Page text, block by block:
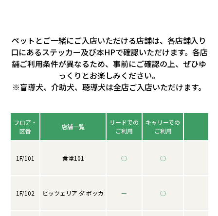
ペットとご一緒にご入店いただける店舗は、各店舗入り
口にあるステッカー及び本HPで確認いただけます。各店
舗ご利用条件が異なるため、事前にご確認の上、ぜひゆ
っくりとお楽しみください。
※盲導犬、介助犬、聴導犬は全店ご入店いただけます。
フロア・
区番
店舗一覧
リードでの
ご利用
キャリーでの
ご利用
1F/101 食堂101 ◯ ◯
1F/102 ピッツェリア ダ ボッカ ー ◯